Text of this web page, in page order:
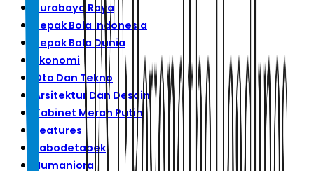
Surabaya Raya
Sepak Bola Indonesia
Sepak Bola Dunia
Ekonomi
Oto Dan Tekno
Arsitektur Dan Desain
Kabinet Merah Putih
Features
Jabodetabek
Humaniora